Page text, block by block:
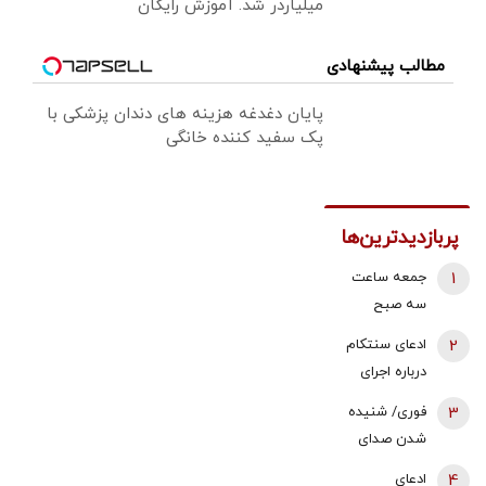
میلیاردر شد. آموزش رایگان
مطالب پیشنهادی
پایان دغدغه هزینه های دندان پزشکی با
پک سفید کننده خانگی
پربازدیدترین‌ها
جمعه ساعت
سه صبح
سر بیت رهبری
می‌چرخیدند/
شاید ۲۷-۲۸
بمب ریختند/
1
ادعای سنتکام
درباره اجرای
علیه ایران/
کشتی را تغییر
2
فوری/ شنیده
شدن صدای
3
ادعای
4